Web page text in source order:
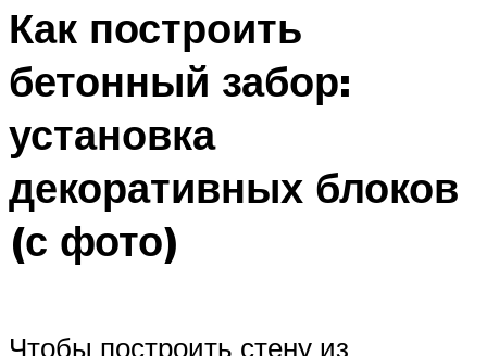
Как построить
бетонный забор:
установка
декоративных блоков
(с фото)
Чтобы построить стену из